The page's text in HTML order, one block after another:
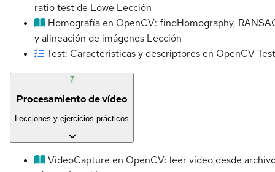
ratio test de Lowe Lección
Homografía en OpenCV: findHomography,
y alineación de imágenes Lección
Test: Características y descriptores en OpenCVTest
7
Procesamiento de vídeo
Lecciones y ejercicios prácticos
VideoCapture en OpenCV: leer vídeo desde